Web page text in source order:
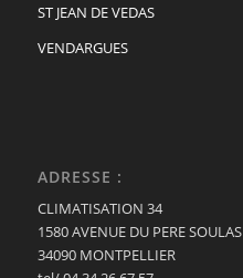
ST JEAN DE VEDAS
VENDARGUES
ADRESSE :
CLIMATISATION 34
1580 AVENUE DU PERE SOULAS
34090 MONTPELLIER